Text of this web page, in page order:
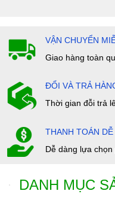
VẬN CHUYỂN
Giao hàng toàn
ĐỔI VÀ TRẢ
Thời gian đỗi trả
THANH TOÁN DỄ
Dễ dàng lựa
DANH MỤC